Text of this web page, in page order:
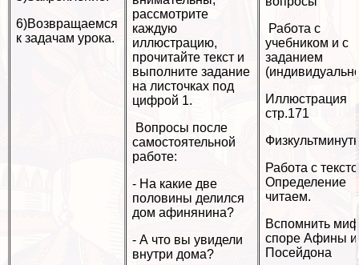
рассмотрите
каждую
иллюстрацию,
прочитайте текст и
выполните задание
на листочках под
цифрой 1.
Вопросы после
самостоятельной
работе:
- На какие две
половины делился
дом афинянина?
- А что вы увидели
внутри дома?
6)Возвращаемся
к задачам урока.
Работа с
учебником и с
заданием
Иллюстрация
стр.171
Работа с
Определение
читаем.
Вспомнить
споре Афины и
Посейдона